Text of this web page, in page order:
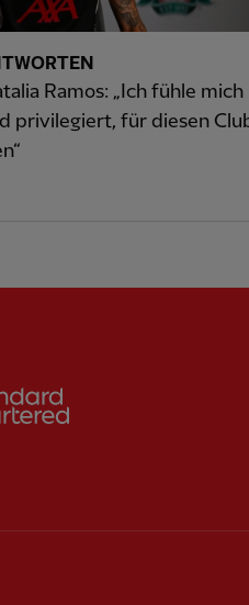
Ramos: „Ich fühle mich
privilegiert, für diesen